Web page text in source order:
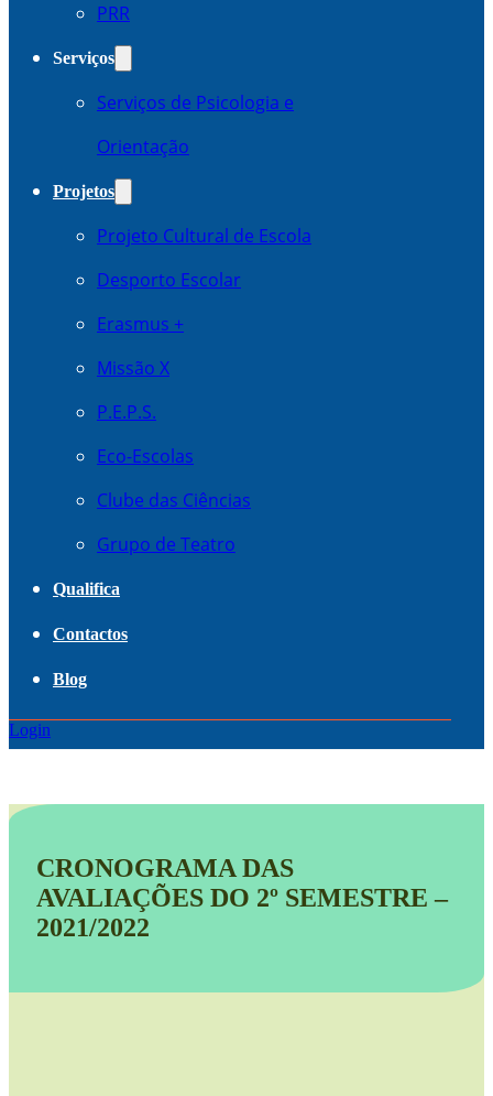
PRR
Serviços
Serviços de Psicologia e
Orientação
Projetos
Projeto Cultural de Escola
Desporto Escolar
Erasmus +
Missão X
P.E.P.S.
Eco-Escolas
Clube das Ciências
Grupo de Teatro
Qualifica
Contactos
Blog
Login
CRONOGRAMA DAS
AVALIAÇÕES DO 2º SEMESTRE –
2021/2022